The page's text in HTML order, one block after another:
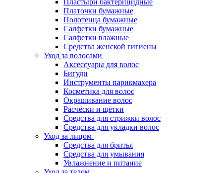
Платочки бумажные
Полотенца бумажные
Салфетки бумажные
Салфетки влажные
Средства женской гигиены
Уход за волосами
Аксессуары для волос
Бигуди
Инструменты парикмахера
Косметика для волос
Окрашивание волос
Расчёски и щётки
Средства для стрижки волос
Средства для укладки волос
Уход за лицом
Средства для бритья
Средства для умывания
Увлажнение и питание